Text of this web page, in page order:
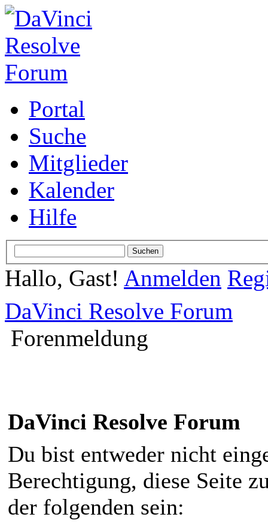
Portal
Suche
Mitglieder
Kalender
Hilfe
Hallo, Gast! Anmelden
DaVinci Resolve Forum
Forenmeldung
DaVinci Resolve Forum
Du bist entweder nicht
Berechtigung, diese Seite
der folgenden sein: